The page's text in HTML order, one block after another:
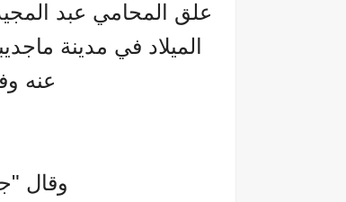
علق المحامي عبد
الميلاد في مدينة
عنه
وقال